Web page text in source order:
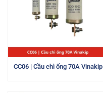
CC06 | Cầu chì ống 70A Vinakip